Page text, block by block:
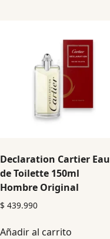
Declaration Cartier Eau
de Toilette 150ml
Hombre Original
$ 439.990
Añadir al carrito